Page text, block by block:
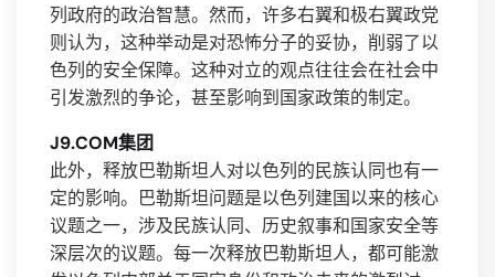
列政府的政治智慧。然而，许多右翼和极右翼政党
则认为，这种举动是对恐怖分子的妥协，削弱了以
色列的安全保障。这种对立的观点往往会在社会中
引发激烈的争论，甚至影响到国家政策的制定。
J9.COM集团
此外，释放巴勒斯坦人对以色列的民族认同也有一
定的影响。巴勒斯坦问题是以色列建国以来的核心
议题之一，涉及民族认同、历史叙事和国家安全等
深层次的议题。每一次释放巴勒斯坦人，都可能激